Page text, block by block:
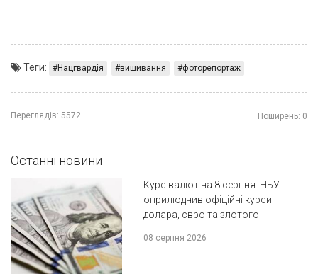
Теги: Нацгвардія вишивання фоторепортаж
Переглядів: 5572 Поширень: 0
Останні новини
Курс валют на 8 серпня: НБУ
оприлюднив офіційні курси
долара, євро та злотого
08 серпня 2026